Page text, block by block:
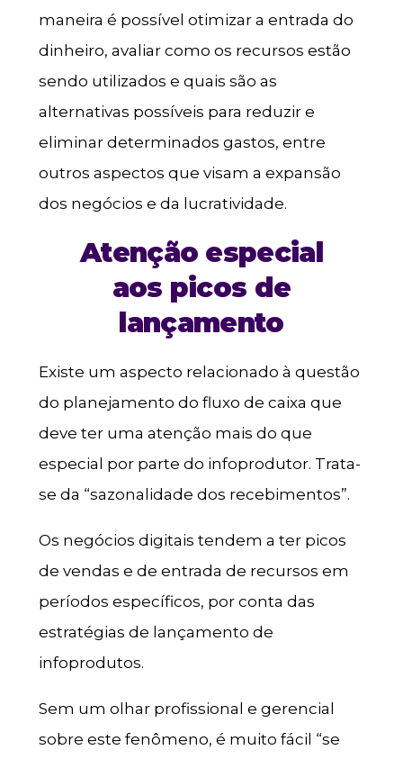
maneira é possível otimizar a entrada do
dinheiro, avaliar como os recursos estão
sendo utilizados e quais são as
alternativas possíveis para reduzir e
eliminar determinados gastos, entre
outros aspectos que visam a expansão
dos negócios e da lucratividade.
Atenção especial
aos picos de
lançamento
Existe um aspecto relacionado à questão
do planejamento do fluxo de caixa que
deve ter uma atenção mais do que
especial por parte do infoprodutor. Trata-
se da “sazonalidade dos recebimentos”.
Os negócios digitais tendem a ter picos
de vendas e de entrada de recursos em
períodos específicos, por conta das
estratégias de lançamento de
infoprodutos.
Sem um olhar profissional e gerencial
sobre este fenômeno, é muito fácil “se